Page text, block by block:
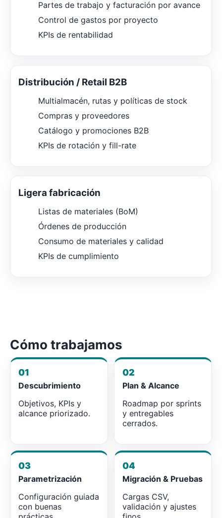
Partes de trabajo y facturación por avance
Control de gastos por proyecto
KPIs de rentabilidad
Distribución / Retail B2B
Multialmacén, rutas y políticas de stock
Compras y proveedores
Catálogo y promociones B2B
KPIs de rotación y fill-rate
Ligera fabricación
Listas de materiales (BoM)
Órdenes de producción
Consumo de materiales y calidad
KPIs de cumplimiento
Cómo trabajamos
01
Descubrimiento
Objetivos, KPIs y
alcance priorizado.
02
Plan & Alcance
Roadmap por sprints
y entregables
cerrados.
03
Parametrización
Configuración guiada
con buenas
04
Migración & Pruebas
Cargas CSV,
validación y ajustes